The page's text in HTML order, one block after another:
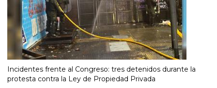
Incidentes frente al Congreso: tres detenidos durante la
protesta contra la Ley de Propiedad Privada